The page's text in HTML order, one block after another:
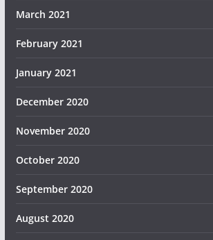
March 2021
February 2021
January 2021
December 2020
November 2020
October 2020
September 2020
August 2020